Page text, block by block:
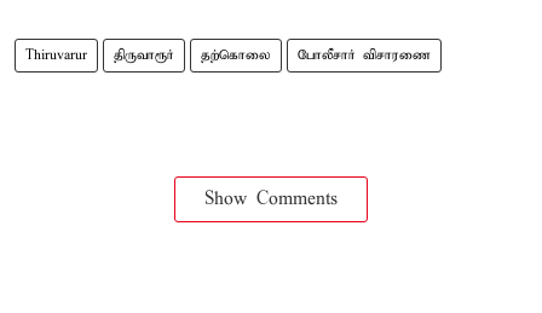
Thiruvarur திருவாரூர் தற்கொலை போலீசார் விசாரணை
Show Comments